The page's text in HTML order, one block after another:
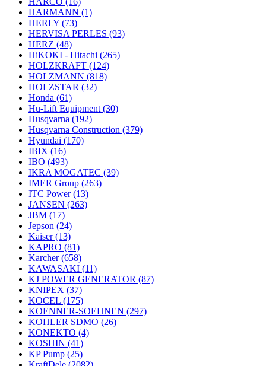
HARMANN (1)
HERLY (73)
HERVISA PERLES (93)
HERZ (48)
HiKOKI - Hitachi (265)
HOLZKRAFT (124)
HOLZMANN (818)
HOLZSTAR (32)
Honda (61)
Hu-Lift Equipment (30)
Husqvarna (192)
Husqvarna Construction (379)
Hyundai (170)
IBIX (16)
IBO (493)
IKRA MOGATEC (39)
IMER Group (263)
ITC Power(13)
JANSEN (263)
JBM (17)
Jepson (24)
Kaiser(13)
KAPRO (81)
Karcher(658)
KAWASAKI (11)
KJ POWER GENERATOR (87)
KNIPEX (37)
KOCEL (175)
KOENNER-SOEHNEN (297)
KOHLER SDMO (26)
KONEKTO (4)
KOSHIN (41)
KP Pump (25)